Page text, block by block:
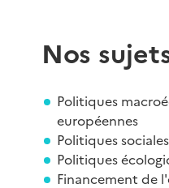
Nos
Politiques
européennes
Politiques sociales
Politiques
Financement de